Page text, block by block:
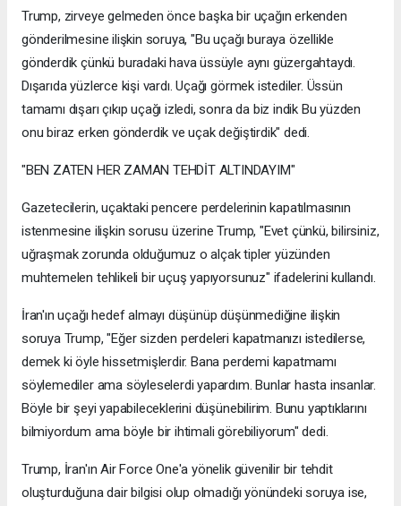
Trump, zirveye gelmeden önce başka bir uçağın erkenden
gönderilmesine ilişkin soruya, "Bu uçağı buraya özellikle
gönderdik çünkü buradaki hava üssüyle aynı güzergahtaydı.
Dışarıda yüzlerce kişi vardı. Uçağı görmek istediler. Üssün
tamamı dışarı çıkıp uçağı izledi, sonra da biz indik Bu yüzden
onu biraz erken gönderdik ve uçak değiştirdik" dedi.
"BEN ZATEN HER ZAMAN TEHDİT ALTINDAYIM"
Gazetecilerin, uçaktaki pencere perdelerinin kapatılmasının
istenmesine ilişkin sorusu üzerine Trump, "Evet çünkü, bilirsiniz,
uğraşmak zorunda olduğumuz o alçak tipler yüzünden
muhtemelen tehlikeli bir uçuş yapıyorsunuz" ifadelerini kullandı.
İran'ın uçağı hedef almayı düşünüp düşünmediğine ilişkin
soruya Trump, "Eğer sizden perdeleri kapatmanızı istedilerse,
demek ki öyle hissetmişlerdir. Bana perdemi kapatmamı
söylemediler ama söyleselerdi yapardım. Bunlar hasta insanlar.
Böyle bir şeyi yapabileceklerini düşünebilirim. Bunu yaptıklarını
bilmiyordum ama böyle bir ihtimali görebiliyorum" dedi.
Trump, İran'ın Air Force One'a yönelik güvenilir bir tehdit
oluşturduğuna dair bilgisi olup olmadığı yönündeki soruya ise,